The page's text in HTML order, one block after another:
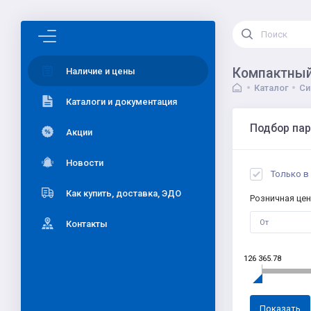
Наличие и цены
Каталоги и документация
Акции
Новости
Как купить, доставка, ЭДО
Контакты
Каталог
Подбор
Только в
Розничная
126 365.78